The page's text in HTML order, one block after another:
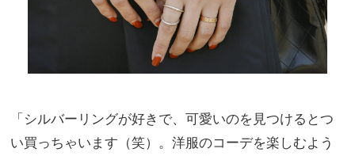
「シルバーリングが好きで、可愛いのを見つけるとつ
い買っちゃいます（笑）。洋服のコーデを楽しむよう